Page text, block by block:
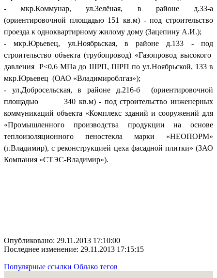
- мкр.Коммунар, ул.Зелёная, в районе д.33-а
(ориентировочной площадью 151 кв.м) - под строительство
проезда к одноквартирному жилому дому (Зацепину А.И.);
- мкр.Юрьевец, ул.Ноябрьская, в районе д.133 - под
строительство объекта (трубопровод) «Газопровод высокого
давления Р<0,6 МПа до ШРП, ШРП по ул.Ноябрьской, 133 в
мкр.Юрьевец (ОАО «Владимироблгаз»);
- ул.Добросельская, в районе д.216-б (ориентировочной
площадью 340 кв.м) - под строительство инженерных
коммуникаций объекта «Комплекс зданий и сооружений для
«Промышленного производства продукции на основе
теплоизоляционного пеностекла марки «НЕОПОРМ»
(г.Владимир), с реконструкцией цеха фасадной плитки» (ЗАО
Компания «СТЭС-Владимир»).
Опубликовано: 29.11.2013 17:10:00
Последнее изменение: 29.11.2013 17:15:15
Популярные ссылки Облако тегов